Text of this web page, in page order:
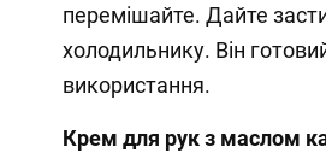
перемішайте. Дайте
холодильнику. Він
використання.
Крем для рук з маслом